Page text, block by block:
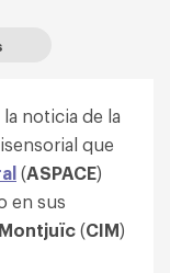
noticia de la
que
(ASPACE)
en sus
(CIM)